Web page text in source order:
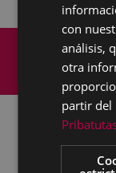
con
análisis,
otra
partir del